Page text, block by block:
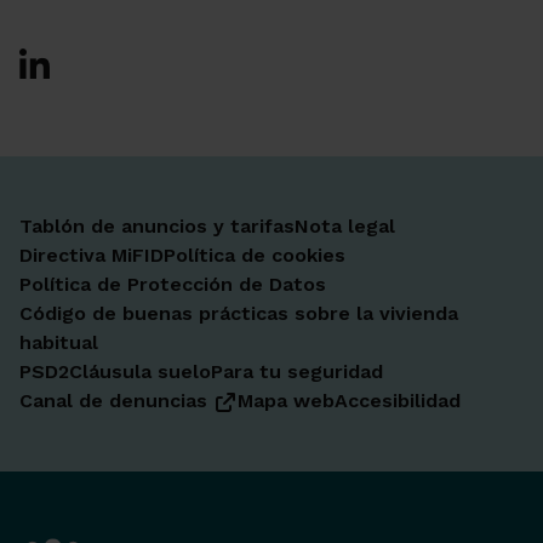
Ir a Facebook
Ir a X-twitter
Ir a Instagram
Ir a Linkedin
Ir a Youtube
Ir a Blogger
Ir a Vimeo
Tablón de anuncios y tarifasNota legal
Directiva MiFIDPolítica de cookies
Política de Protección de Datos
Código de buenas prácticas sobre la vivienda
habitual
PSD2Cláusula sueloPara tu seguridad
Canal de denuncias
Mapa webAccesibilidad